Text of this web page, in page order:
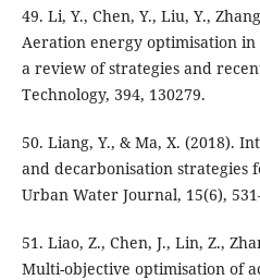
49. Li, Y., Chen, Y., Liu, Y.,
Aeration energy optimisation in
a review of strategies and
Technology, 394, 130279.
50. Liang, Y., & Ma, X. (2018).
and decarbonisation strategies
Urban Water Journal, 15(6),
51. Liao, Z., Chen, J., Lin, Z.,
Multi-objective optimisation of